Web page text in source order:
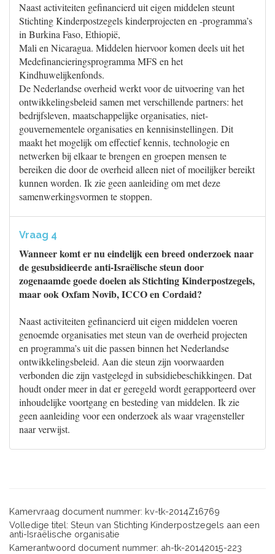
Naast activiteiten gefinancierd uit eigen middelen steunt
Stichting Kinderpostzegels kinderprojecten en -programma’s
in Burkina Faso, Ethiopië,
Mali en Nicaragua. Middelen hiervoor komen deels uit het
Medefinancieringsprogramma MFS en het
Kindhuwelijkenfonds.
De Nederlandse overheid werkt voor de uitvoering van het
ontwikkelingsbeleid samen met verschillende partners: het
bedrijfsleven, maatschappelijke organisaties, niet-
gouvernementele organisaties en kennisinstellingen. Dit
maakt het mogelijk om effectief kennis, technologie en
netwerken bij elkaar te brengen en groepen mensen te
bereiken die door de overheid alleen niet of moeilijker bereikt
kunnen worden. Ik zie geen aanleiding om met deze
samenwerkingsvormen te stoppen.
Vraag 4
Wanneer komt er nu eindelijk een breed onderzoek naar
de gesubsidieerde anti-Israëlische steun door
zogenaamde goede doelen als Stichting Kinderpostzegels,
maar ook Oxfam Novib, ICCO en Cordaid?
Naast activiteiten gefinancierd uit eigen middelen voeren
genoemde organisaties met steun van de overheid projecten
en programma’s uit die passen binnen het Nederlandse
ontwikkelingsbeleid. Aan die steun zijn voorwaarden
verbonden die zijn vastgelegd in subsidiebeschikkingen. Dat
houdt onder meer in dat er geregeld wordt gerapporteerd over
inhoudelijke voortgang en besteding van middelen. Ik zie
geen aanleiding voor een onderzoek als waar vragensteller
naar verwijst.
Kamervraag document nummer: kv-tk-2014Z16769
Volledige titel: Steun van Stichting Kinderpostzegels aan een
anti-Israëlische organisatie
Kamerantwoord document nummer: ah-tk-20142015-223